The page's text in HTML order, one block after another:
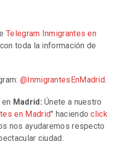
Telegram Inmigrantes en
toda la información de
@InmigrantesEnMadrid.
Madrid:Únete a nuestro
en Madrid" haciendoclick
nos ayudaremos respecto
ciudad.